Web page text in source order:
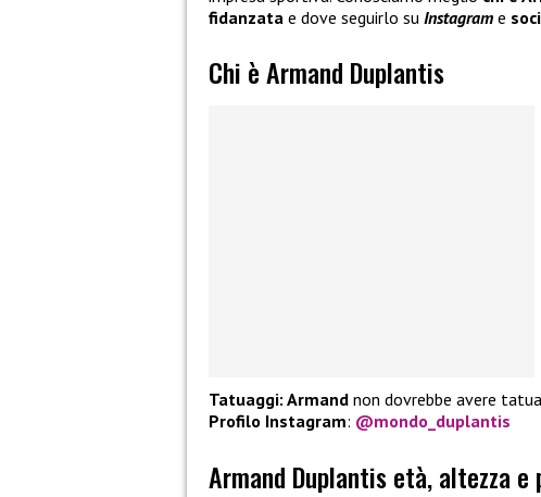
fidanzata e dove seguirlo su Instagram e
Chi è Armand Duplantis
Tatuaggi: Armand non dovrebbe avere
Profilo Instagram: @mondo_duplantis
Armand Duplantis età, altezza e